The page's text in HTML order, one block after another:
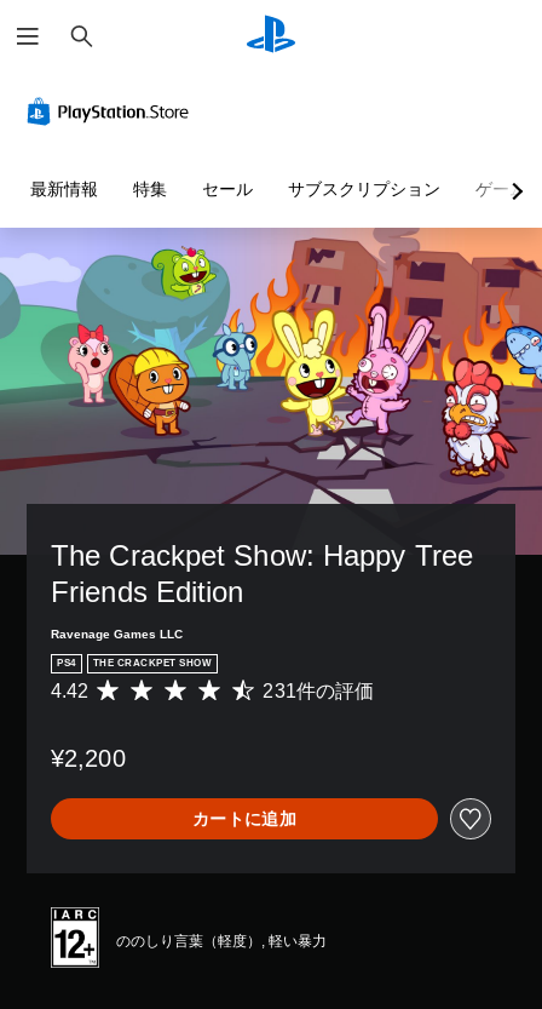
索
最新情報 特集 セール サブスクリプション ゲーム
The Crackpet Show: Happy Tree
Friends Edition
Ravenage Games LLC
PS4 THE CRACKPET SHOW
評
は
3
1
、
評
価
は
4.42 231件の評価
¥2,200
カートに追加
ののしり言葉（軽度）, 軽い暴力